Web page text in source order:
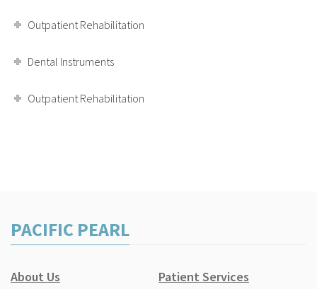
Outpatient Rehabilitation
Dental Instruments
Outpatient Rehabilitation
PACIFIC PEARL
About Us
Patient Services